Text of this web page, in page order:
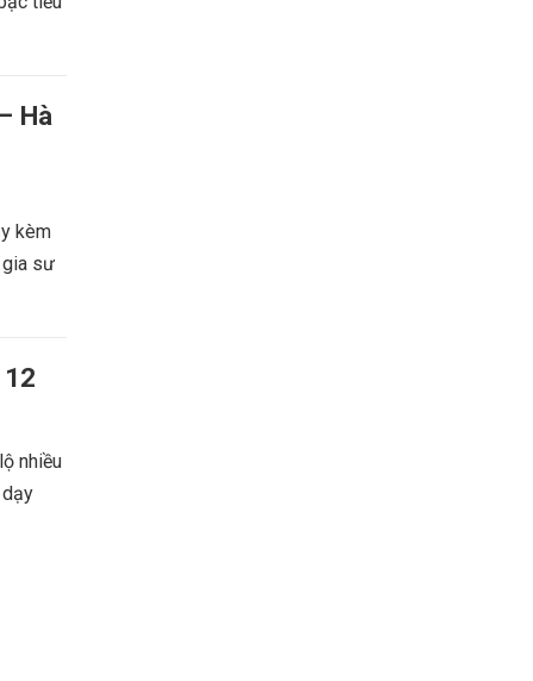
Hà
kèm
gia sư
nhiều